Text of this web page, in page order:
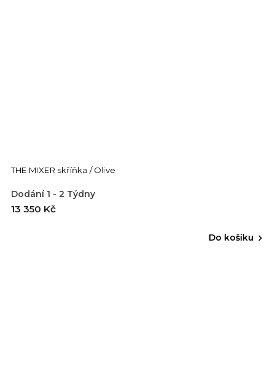
THE MIXER skříňka / Olive
Dodání 1 - 2 Týdny
13 350 Kč
Do košíku